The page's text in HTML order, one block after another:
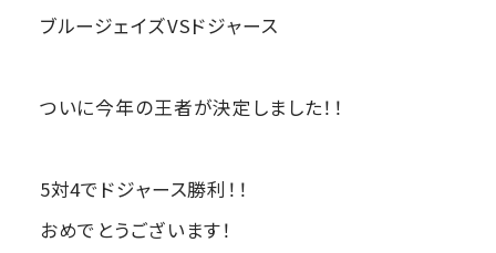
ブルージェイズVSドジャース
ついに今年の王者が決定しました！！
5対4でドジャース勝利！！
おめでとうございます！